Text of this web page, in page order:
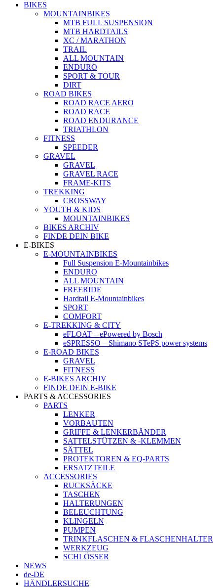
BIKES
MOUNTAINBIKES
MTB FULL SUSPENSION
MTB HARDTAILS
XC / MARATHON
TRAIL
ALL MOUNTAIN
ENDURO
SPORT & TOUR
DIRT
ROAD BIKES
ROAD RACE AERO
ROAD RACE
ROAD ENDURANCE
TRIATHLON
FITNESS
SPEEDER
GRAVEL
GRAVEL
GRAVEL RACE
FRAME-KITS
TREKKING
CROSSWAY
YOUTH & KIDS
MOUNTAINBIKES
BIKES ARCHIV
FINDE DEIN BIKE
E-BIKES
E-MOUNTAINBIKES
Full Suspension E-Mountainbikes
ENDURO
ALL MOUNTAIN
FREERIDE
Hardtail E-Mountainbikes
SPORT
COMFORT
E-TREKKING & CITY
eFLOAT – ePowered by Bosch
eSPRESSO – Shimano STePS power systems
E-ROAD BIKES
GRAVEL
FITNESS
E-BIKES ARCHIV
FINDE DEIN E-BIKE
PARTS & ACCESSORIES
PARTS
LENKER
VORBAUTEN
GRIFFE & LENKERBÄNDER
SATTELSTÜTZEN & -KLEMMEN
SÄTTEL
PROTEKTOREN & EQ-PARTS
ERSATZTEILE
ACCESSORIES
RUCKSÄCKE
TASCHEN
HALTERUNGEN
BELEUCHTUNG
KLINGELN
PUMPEN
TRINKFLASCHEN & FLASCHENHALTER
WERKZEUG
SCHLÖSSER
NEWS
de-DE
HÄNDLERSUCHE